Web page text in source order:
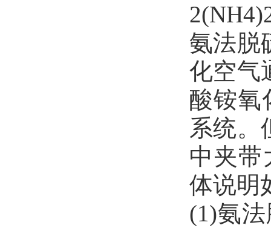
氨法脱
化空气
酸铵氧
系统。
中夹带
体说明
(1)氨